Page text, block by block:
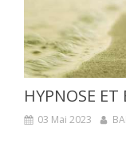
HYPNOSE ET
03 Mai 2023